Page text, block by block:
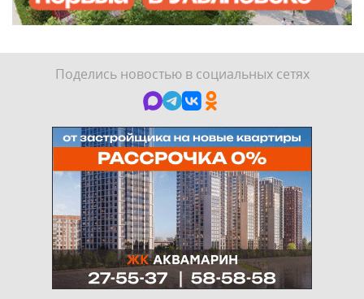
Поделись новостью в социальных сетях